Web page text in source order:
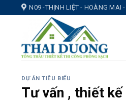
N09 -THỊNH LIỆT - HOÀNG MAI
DỰ ÁN TIÊU BIỂU
Tư vấn , thiết